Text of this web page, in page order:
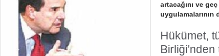
artacağını ve
uygulamalarının
Hükümet,